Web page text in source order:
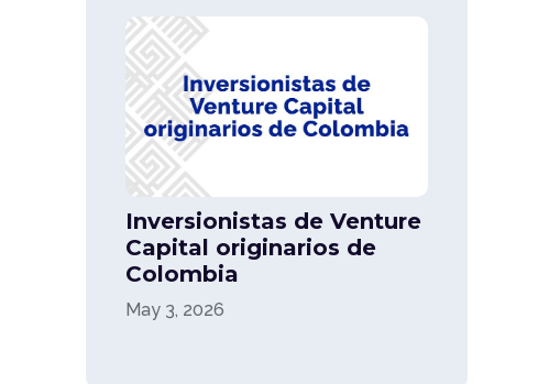
Inversionistas de Venture
Capital originarios de
Colombia
May 3, 2026